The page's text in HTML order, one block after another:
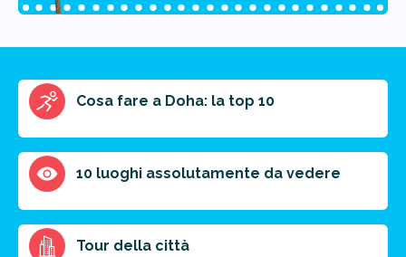
Riassunto dell'articolo
Scegli il formato del riassunto
Breve Medio Punti chiave
prossima destinazione di viaggio.
Cosa fare a Doha: la top 10
10 luoghi assolutamente da vedere
Tour della città